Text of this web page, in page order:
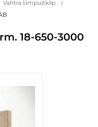
Vahtra liimpuitkilp
18-650-3000